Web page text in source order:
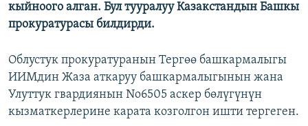
кыйноого алган. Бул тууралуу Казакстандын Башкы
прокуратурасы билдирди.
Облустук прокуратуранын Тергөө башкармалыгы
ИИМдин Жаза аткаруу башкармалыгынын жана
Улуттук гвардиянын No6505 аскер бөлүгүнүн
кызматкерлерине карата козголгон ишти тергеген.